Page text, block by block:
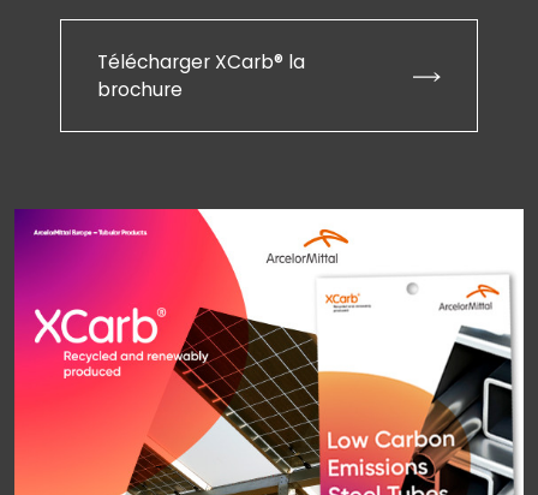
Télécharger XCarb® la
brochure